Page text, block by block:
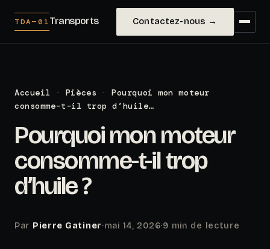
TDA—01Transports Contactez-nous →
Accueil · Pièces ·
Pourquoi mon moteur
consomme-t-il trop d’huile…
Pourquoi mon moteur
consomme-t-il trop
d’huile ?
Par Pierre Gatiner·mai 14, 2026·9 min de lecture